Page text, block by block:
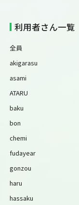
利用者さん一覧
全員
akigarasu
asami
ATARU
baku
bon
chemi
fudayear
gonzou
haru
hassaku